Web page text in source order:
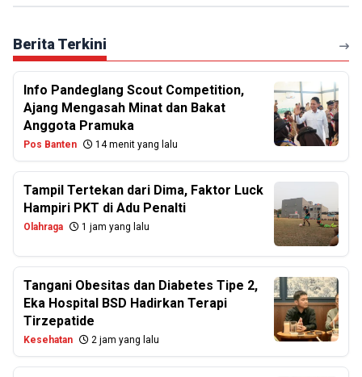
Berita Terkini
Info Pandeglang Scout Competition,
Ajang Mengasah Minat dan Bakat
Anggota Pramuka
Pos Banten 14 menit yang lalu
Tampil Tertekan dari Dima, Faktor Luck
Hampiri PKT di Adu Penalti
Olahraga 1 jam yang lalu
Tangani Obesitas dan Diabetes Tipe 2,
Eka Hospital BSD Hadirkan Terapi
Tirzepatide
Kesehatan 2 jam yang lalu